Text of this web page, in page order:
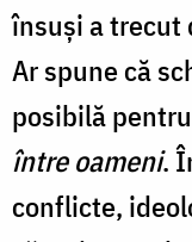
însuși a trecut
Ar spune că
posibilă
între oameni.
conflicte,